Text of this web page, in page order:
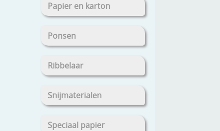
Papier en karton
Ponsen
Ribbelaar
Snijmaterialen
Speciaal papier